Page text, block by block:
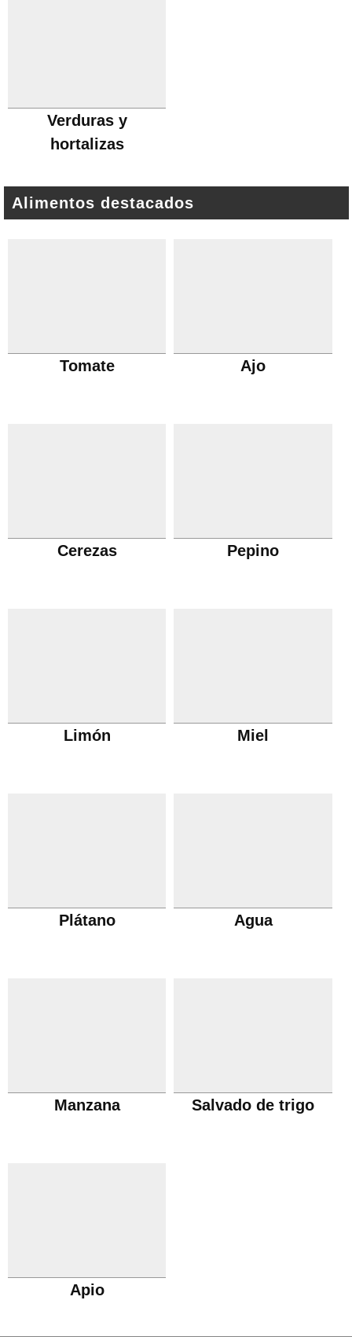
Verduras y
hortalizas
Alimentos destacados
Tomate Ajo
Cerezas Pepino
Limón Miel
Plátano Agua
Manzana Salvado de trigo
Apio